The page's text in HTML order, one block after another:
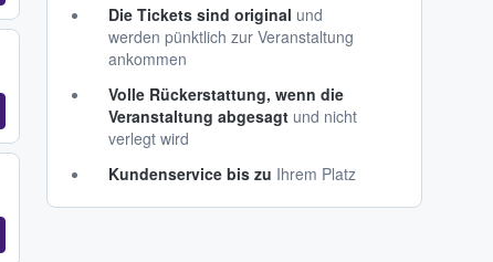
Die Tickets sind original und
werden pünktlich zur Veranstaltung
ankommen
Volle Rückerstattung, wenn die
Veranstaltung abgesagt und nicht
verlegt wird
Kundenservice bis zu Ihrem Platz